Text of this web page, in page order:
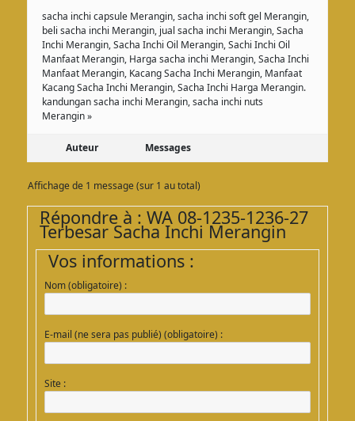
sacha inchi capsule Merangin, sacha inchi soft gel Merangin,
beli sacha inchi Merangin, jual sacha inchi Merangin, Sacha
Inchi Merangin, Sacha Inchi Oil Merangin, Sachi Inchi Oil
Manfaat Merangin, Harga sacha inchi Merangin, Sacha Inchi
Manfaat Merangin, Kacang Sacha Inchi Merangin, Manfaat
Kacang Sacha Inchi Merangin, Sacha Inchi Harga Merangin.
kandungan sacha inchi Merangin, sacha inchi nuts
Merangin »
Auteur Messages
Affichage de 1 message (sur 1 au total)
Répondre à : WA 08-1235-1236-27
Terbesar Sacha Inchi Merangin
Vos informations :
Nom (obligatoire) :
E-mail (ne sera pas publié) (obligatoire) :
Site :